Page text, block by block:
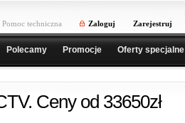
Pomoc techniczna Zaloguj Zarejestruj
Polecamy Promocje Oferty specjalne
Ceny od 33650zł